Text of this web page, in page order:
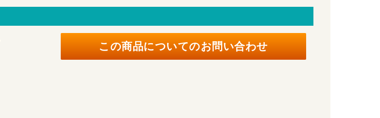
この商品についてのお問い合わせ